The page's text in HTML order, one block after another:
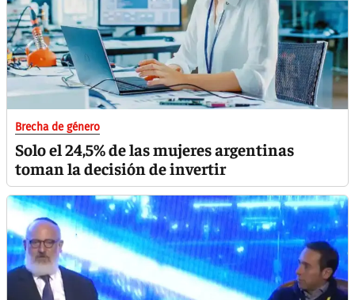
Brecha de género
Solo el 24,5% de las mujeres argentinas
toman la decisión de invertir